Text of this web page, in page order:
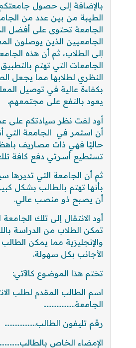
بالإضافة إلى حصول
الطيبة من بين عدد من
الجامعة تحتوى على أفضل
الجامعيين الذين يوصلون
إلى الطلاب، ثم أن هذه
الجامعات التي تهتم
النظري لطلابها مما يجعل
بكفاءة عالية في توصيل
يعود بالنفع على مجتمعهم.
أود لفت نظر سيادتكم على
أن استمر في الجامعة التي
حاليًا فهي ذات مصاريف
تستطيع أسرتي دفع كافة
ثم أن الجامعة التي تديرها
بأنها تهتم بالطالب بشكل
أن يصبح ذو منصب عالي.
أود الانتقال إلى تلك الجامعة
تمكن الطلاب من الدراسة
والإنجليزية مما يمكن
الأجانب بكل سهولة.
تختم هذا الموضوع كالآتي:
اسم الطالب المقدم لطلب
الجامعة……………….
رقم تليفون الطالب……………….
الإمضاء الخاص